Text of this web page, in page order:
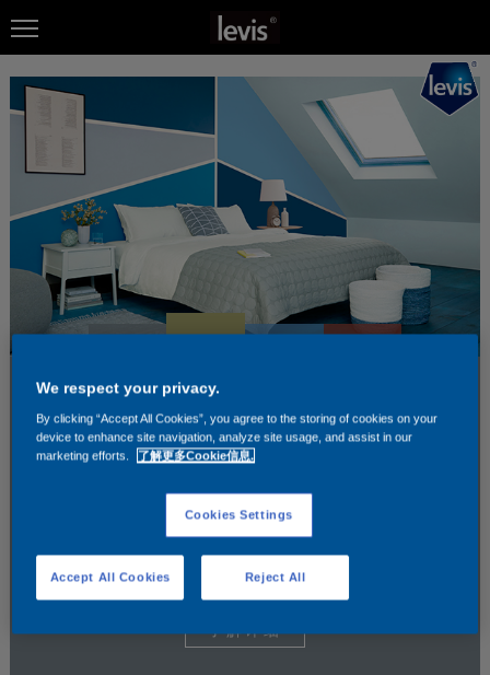
了解详细
We respect your privacy.
By clicking “Accept All Cookies”, you agree to the storing of cookies on your
device to enhance site navigation, analyze site usage, and assist in our
marketing efforts.
了解更多Cookie信息.
Cookies Settings
Reject All
Accept All Cookies